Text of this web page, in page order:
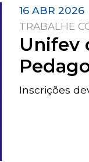
16 ABR 2026
TRABALHE
Unifev
Inscrições